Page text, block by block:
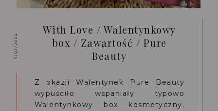
5/01/2024
With Love / Walentynkowy
box / Zawartość / Pure
Beauty
Z okazji Walentynek Pure Beauty
wypuściło wspaniały typowo
Walentynkowy box kosmetyczny.